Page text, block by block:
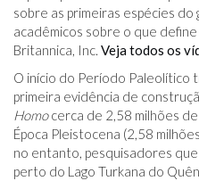
sobre as primeiras espécies do
acadêmicos sobre o que
Britannica, Inc. Veja todos os
O início do Período Paleolítico
primeira evidência de
Homocerca de 2,58 milhões
Época Pleistocena (2,58
no entanto, pesquisadores
perto do Lago Turkana do